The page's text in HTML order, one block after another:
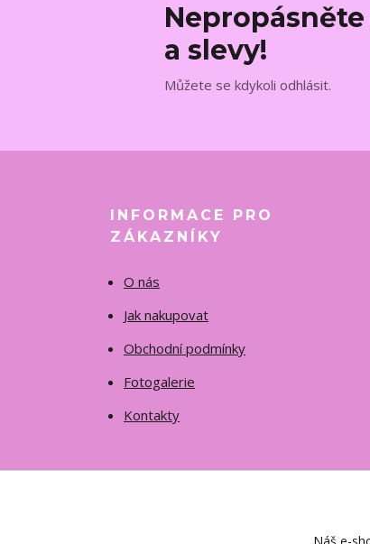
a slevy!
Můžete se kdykoli odhlásit.
INFORMACE PRO
ZÁKAZNÍKY
O nás
Jak nakupovat
Obchodní podmínky
Fotogalerie
Kontakty